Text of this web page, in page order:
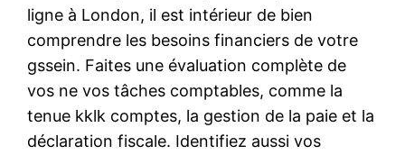
ligne à London, il est intérieur de bien
comprendre les besoins financiers de votre
gssein. Faites une évaluation complète de
vos ne vos tâches comptables, comme la
tenue kklk comptes, la gestion de la paie et la
déclaration fiscale. Identifiez aussi vos